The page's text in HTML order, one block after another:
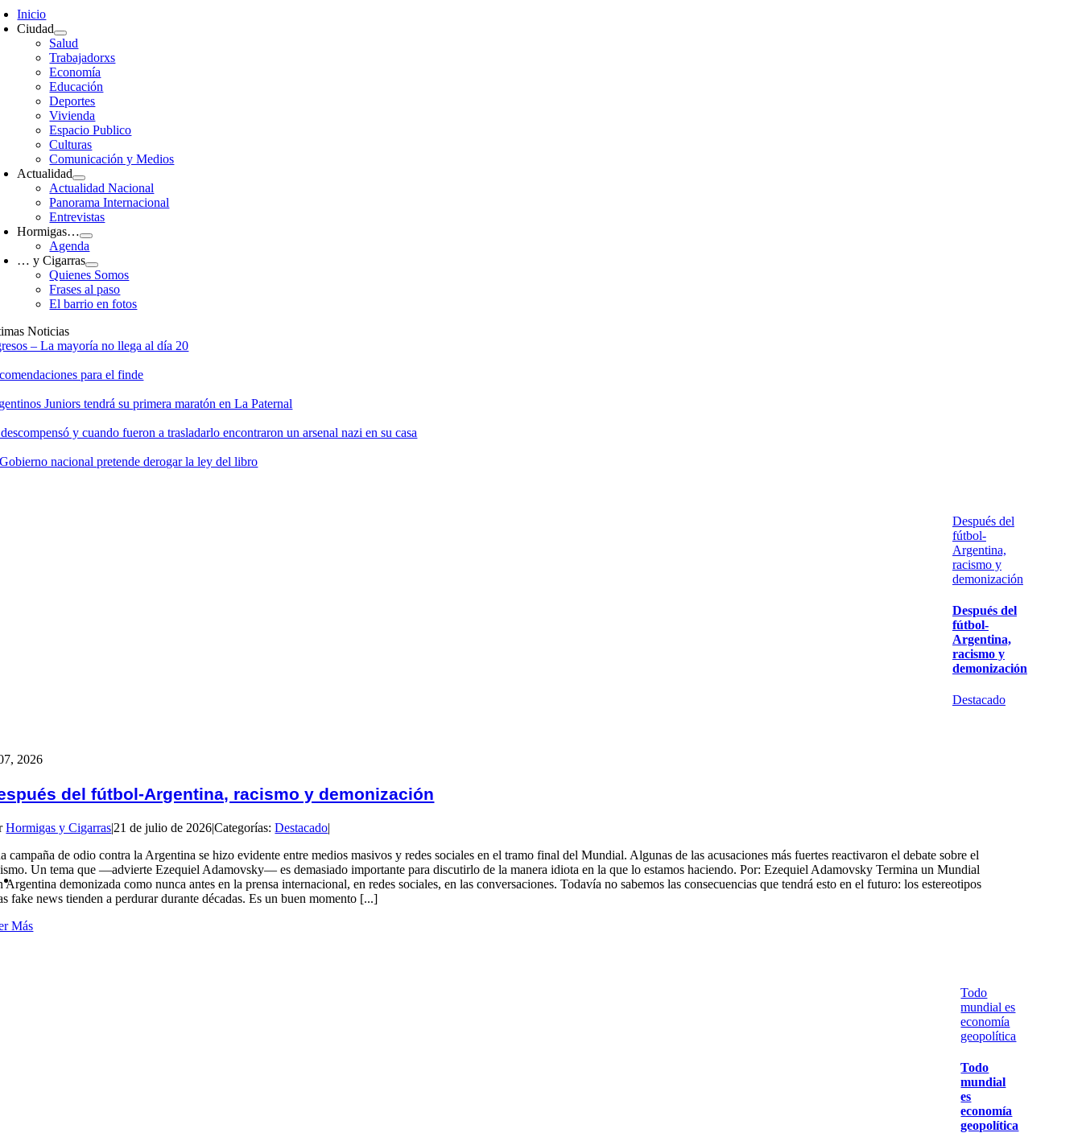
Inicio
Ciudad
Salud
Trabajadorxs
Economía
Educación
Deportes
Vivienda
Espacio Publico
Culturas
Comunicación y Medios
Actualidad
Actualidad Nacional
Panorama Internacional
Entrevistas
Hormigas…
Agenda
… y Cigarras
Quienes Somos
Frases al paso
El barrio en fotos
Noticias
– La mayoría no llega al día 20
para el finde
Juniors tendrá su primera maratón en La Paternal
y cuando fueron a trasladarlo encontraron un arsenal nazi en su casa
nacional pretende derogar la ley del libro
Después del
fútbol-
Argentina,
racismo y
demonización
Después del
fútbol-
Argentina,
racismo y
demonización
Destacado
2026
del fútbol-Argentina, racismo y demonización
Hormigas y Cigarras|21 de julio de 2026|Categorías:Destacado|
campaña de odio contra la Argentina se hizo evidente entre medios masivos y redes sociales en el tramo final del Mundial. Algunas de las acusaciones más fuertes reactivaron el debate sobre el
Un tema que —advierte Ezequiel Adamovsky— es demasiado importante para discutirlo de la manera idiota en la que lo estamos haciendo. Por: Ezequiel Adamovsky Termina un Mundial
Argentina demonizada como nunca antes en la prensa internacional, en redes sociales, en las conversaciones. Todavía no sabemos las consecuencias que tendrá esto en el futuro: los estereotipos
fake news tienden a perdurar durante décadas. Es un buen momento [...]
Más
Todo
mundial es
economía
geopolítica
Todo
mundial
es
economía
geopolítica